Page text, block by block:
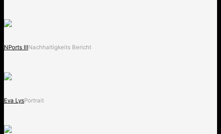
NPorts IIINachhaltigkeits Bericht
Eva LysPortrait